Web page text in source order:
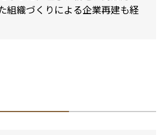
組織づくりによる企業再建も経